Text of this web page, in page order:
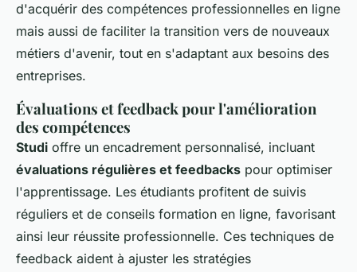
d'acquérir des compétences professionnelles en ligne
mais aussi de faciliter la transition vers de nouveaux
métiers d'avenir, tout en s'adaptant aux besoins des
entreprises.
Évaluations et feedback pour l'amélioration
des compétences
Studi offre un encadrement personnalisé, incluant
évaluations régulières et feedbacks pour optimiser
l'apprentissage. Les étudiants profitent de suivis
réguliers et de conseils formation en ligne, favorisant
ainsi leur réussite professionnelle. Ces techniques de
feedback aident à ajuster les stratégies